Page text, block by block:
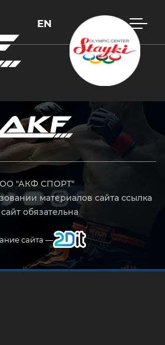
EN
"АКФ СПОРТ"
материалов сайта ссылка
обязательна
сайта —
или Esc, чтобы закрыть